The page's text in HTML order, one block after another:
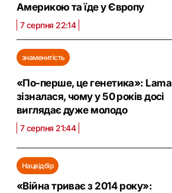
Америкою та їде у Європу
7 серпня 22:14
знаменитість
«По-перше, це генетика»: Lama
зізналася, чому у 50 років досі
виглядає дуже молодо
7 серпня 21:44
Нацвідбір
«Війна триває з 2014 року»: